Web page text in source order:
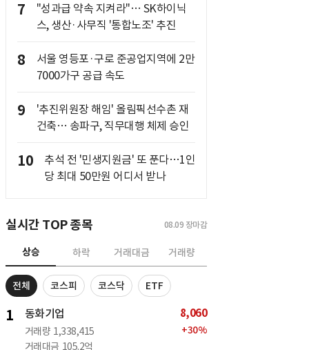
7
"성과급 약속 지켜라"… SK하이닉
스, 생산·사무직 '통합노조' 추진
8
서울 영등포·구로 준공업지역에 2만
7000가구 공급 속도
9
'추진위원장 해임' 올림픽선수촌 재
건축… 송파구, 직무대행 체제 승인
10
추석 전 '민생지원금' 또 푼다…1인
당 최대 50만원 어디서 받나
실시간 TOP 종목 08.09 장마감
상승 하락 거래대금 거래량
전체 코스피 코스닥 ETF
1 동화기업
거래량 1,338,415
거래대금 105.2억
8,060
+30%